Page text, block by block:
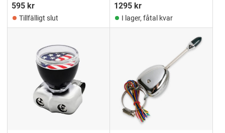
595 kr
Tillfälligt slut
1295 kr
I lager, fåtal kvar